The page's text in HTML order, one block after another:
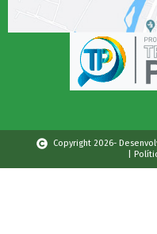
Copyright 2026-
|